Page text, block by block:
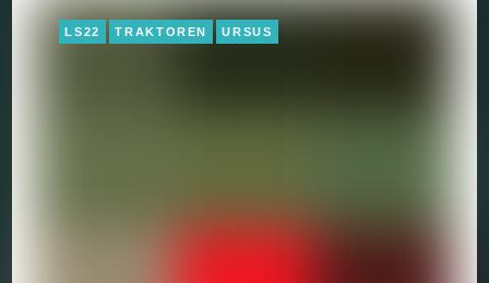
LS22 TRAKTOREN URSUS